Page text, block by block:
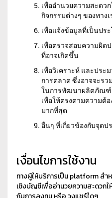
เพื่ออำนวยความสะดว
กิจกรรมต่างๆ ของทางเ
เพื่อแจ้งข้อมูลที่เป็นปร
เพื่อตรวจสอบความผิด
ที่อาจเกิดขึ้น
เพื่อวิเคราะห์ และปร
การตลาด ซึ่งอาจจะร
ในการพัฒนาผลิตภัณ
เพื่อให้ตรงตามความต้
มากที่สุด
อื่นๆ ที่เกี่ยวข้องกับจุดป
เงื่อนไขการใช้งาน
ทางผู้ให้บริการเป็น platform สำ
เชิงบัญชีเพื่ออำนวยความสะดวกใ